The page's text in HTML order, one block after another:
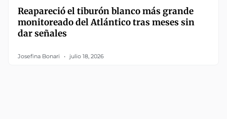
Reapareció el tiburón blanco más grande
monitoreado del Atlántico tras meses sin
dar señales
Josefina Bonari julio 18, 2026